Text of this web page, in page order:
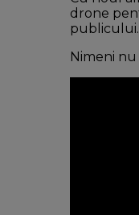
drone
publicului.
Nimeni